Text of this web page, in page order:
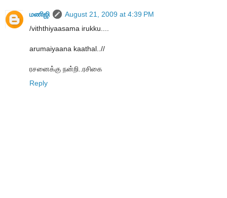
மணிஜி
August 21, 2009 at 4:39 PM
/viththiyaasama irukku....
arumaiyaana kaathal..//
ரசனைக்கு நன்றி..ரசிகை
Reply